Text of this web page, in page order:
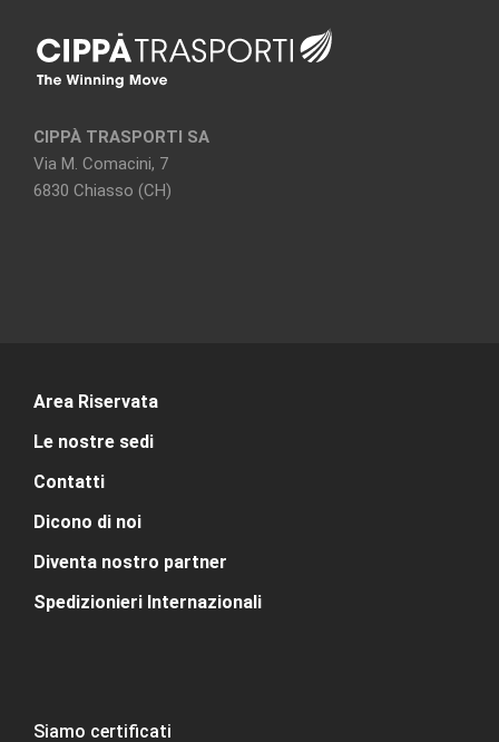
CIPPÀ TRASPORTI SA
Via M. Comacini, 7
6830 Chiasso (CH)
Area Riservata
Le nostre sedi
Contatti
Dicono di noi
Diventa nostro partner
Spedizionieri Internazionali
Siamo certificati